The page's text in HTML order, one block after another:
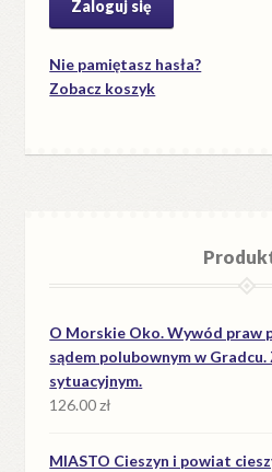
Nie pamiętasz hasła?
Zobacz koszyk
O Morskie Oko. Wywód praw
sądem polubownym w Gradcu.
sytuacyjnym.
126.00zł
MIASTO Cieszyn i powiat